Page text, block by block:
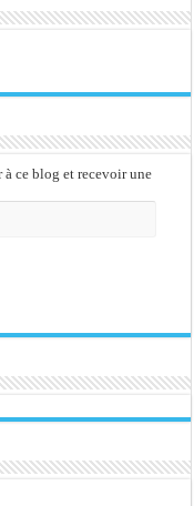
à ce blog et recevoir une